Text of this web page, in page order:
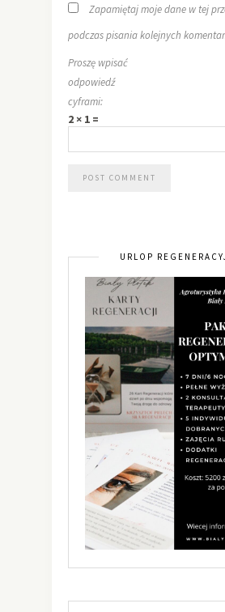
Zapamiętaj moje dane w tej
podczas pisania kolejnych
Proszę wpisać
odpowiedź
cyframi:
2 × 1 =
URLOP